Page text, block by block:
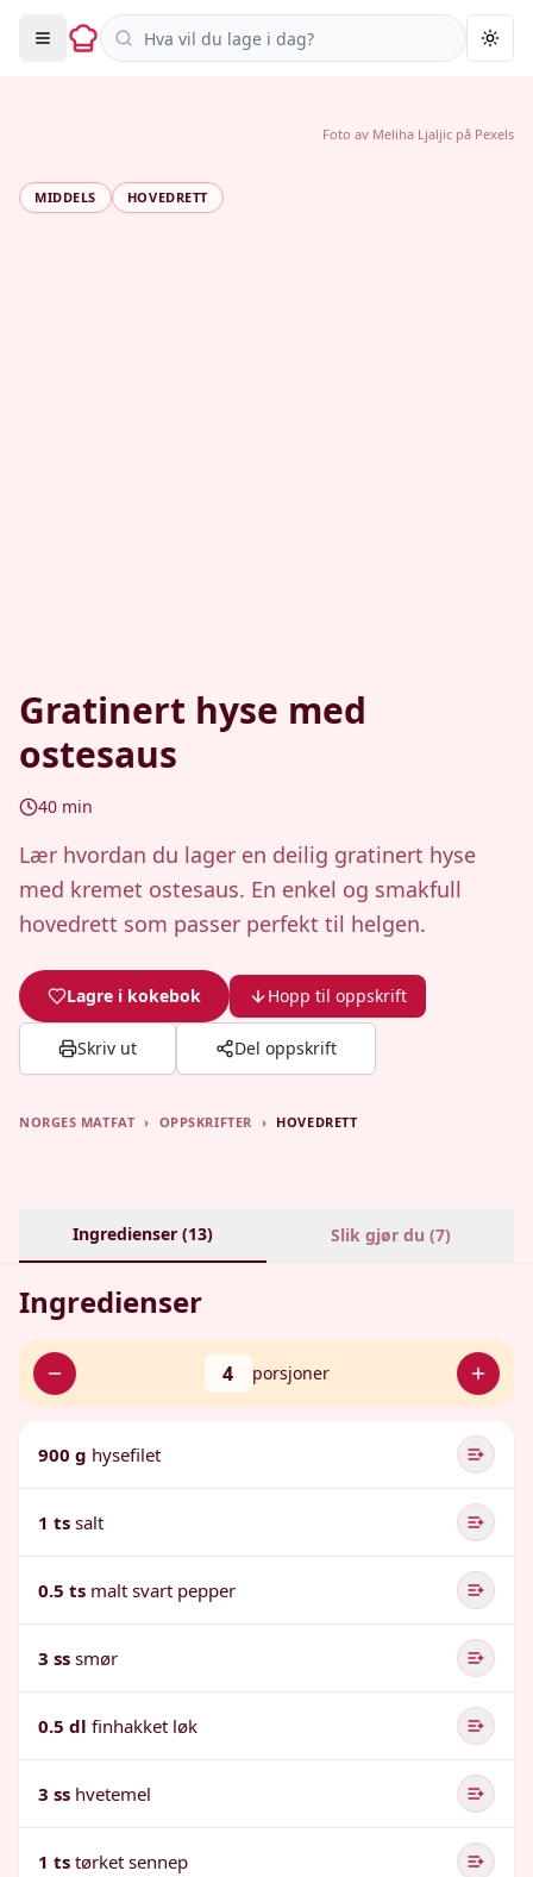
Søk i oppskrifter
MIDDELS HOVEDRETT
Gratinert hyse med
ostesaus
40 min
Lær hvordan du lager en deilig gratinert hyse
med kremet ostesaus. En enkel og smakfull
hovedrett som passer perfekt til helgen.
Lagre i kokebok Hopp til oppskrift
Skriv ut Del oppskrift
Foto av Meliha Ljaljic på Pexels
NORGES MATFAT › OPPSKRIFTER › HOVEDRETT
Ingredienser (13) Slik gjør du (7)
Ingredienser
4 porsjoner
900 g hysefilet
1 ts salt
0.5 ts malt svart pepper
3 ss smør
0.5 dl finhakket løk
3 ss hvetemel
1 ts tørket sennep